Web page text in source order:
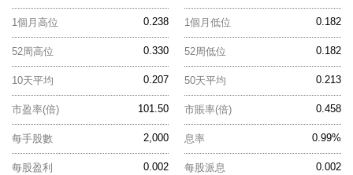
0.238
1個月高位 0.182
1個月低位
0.330
52周高位 0.182
52周低位
0.207
10天平均 0.213
50天平均
101.50
市盈率(倍) 0.458
市賬率(倍)
2,000
每手股數 0.99%
息率
0.002
每股盈利 0.002
每股派息